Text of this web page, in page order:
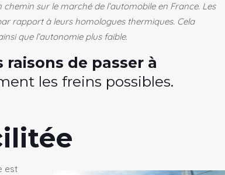
sur le marché de l’automobile en France. Les
rapport à leurs homologues thermiques. Cela
que l’autonomie plus faible.
raisons de passer à
les freins possibles.
est